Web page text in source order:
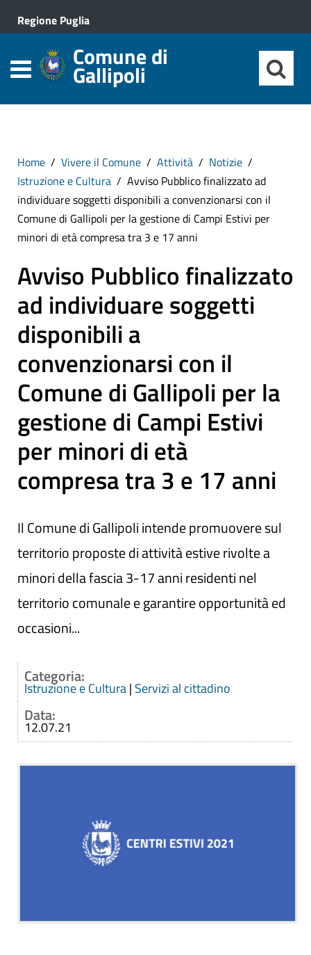
Regione Puglia
Comune di
Gallipoli
Home Vivere il Comune Attività
Notizie
Istruzione e Cultura
Avviso Pubblico finalizzato ad
individuare soggetti disponibili a convenzionarsi con il
Comune di Gallipoli per la gestione di Campi Estivi per
minori di età compresa tra 3 e 17 anni
Avviso Pubblico finalizzato
ad individuare soggetti
disponibili a
convenzionarsi con il
Comune di Gallipoli per la
gestione di Campi Estivi
per minori di età
compresa tra 3 e 17 anni
Il Comune di Gallipoli intende promuovere sul
territorio proposte di attività estive rivolte a
minori della fascia 3-17 anni residenti nel
territorio comunale e garantire opportunità ed
occasioni...
Categoria:
Istruzione e Cultura| Servizi al cittadino
Data:
12.07.21